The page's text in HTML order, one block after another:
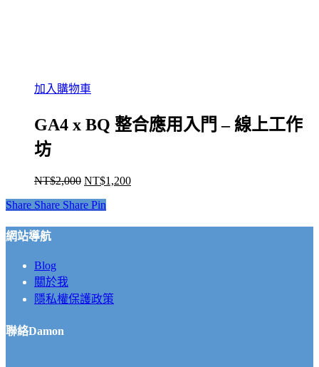
加入購物車
GA4 x BQ 整合應用入門 – 線上工作
坊
NT$2,000 原
始
NT$1,200目
Share Share Share Pin
網站導航
Blog
關於我
隱私權保護政策
聯絡Damon